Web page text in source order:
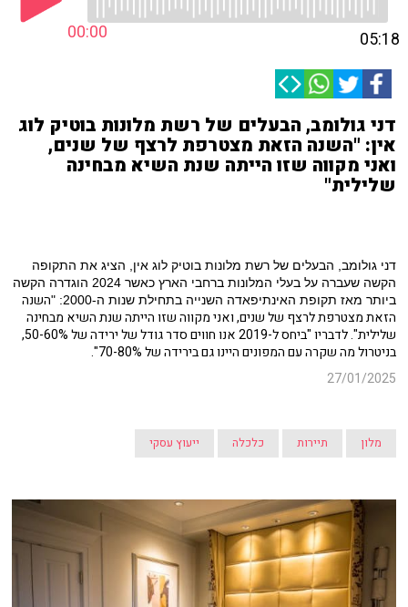
00:00 05:18
דני גולומב, הבעלים של רשת מלונות בוטיק לוג
אין: "השנה הזאת מצטרפת לרצף של שנים,
ואני מקווה שזו הייתה שנת השיא מבחינה
שלילית"
דני גולומב, הבעלים של רשת מלונות בוטיק לוג אין, הציג את התקופה
הקשה שעברה על בעלי המלונות ברחבי הארץ כאשר 2024 הוגדרה הקשה
ביותר מאז תקופת האינתיפאדה השנייה בתחילת שנות ה-2000: "
השנה
הזאת מצטרפת לרצף של שנים, ואני מקווה שזו הייתה שנת השיא מבחינה
שלילית". לדבריו "ביחס ל-2019 אנו חווים סדר גודל של ירידה של 50-60%,
בניטרול מה שקרה עם המפונים היינו גם בירידה של 70-80%".
27/01/2025
מלון תיירות כלכלה ייעוץ עסקי